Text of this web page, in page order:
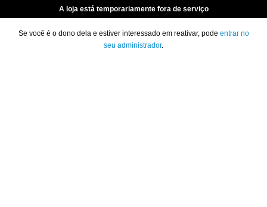
A loja está temporariamente fora de serviço
Se você é o dono dela e estiver interessado em reativar, pode entrar no
seu administrador.